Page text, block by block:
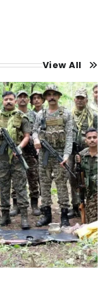
View All